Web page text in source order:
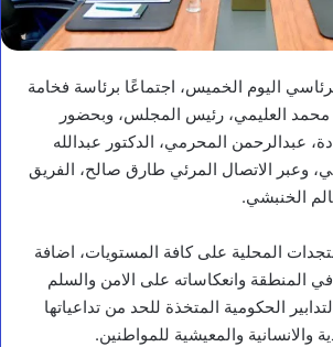
اليوم الخميس، اجتماعًا برئاسة فخامة
محمد العليمي، رئيس المجلس، وبحضور
عبدالرحمن المحرمي، الدكتور عبدالله
وعبر الاتصال المرئي طارق صالح، الفريق
الخنبشي.
المحلية على كافة المستويات، اضافة
المنطقة وانعكاساته على الامن والسلم
الحكومية المتخذة للحد من تداعياتها
والانسانية والمعيشية للمواطنين.